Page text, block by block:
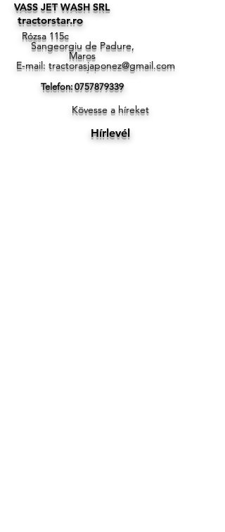
VASS JET WASH SRL
tractorstar.ro
Rózsa 115c
Sangeorgiu de Padure,
Maros
E-mail: tractorasjaponez@gmail.com
Telefon:0757879339
Kövesse a híreket
Hírlevél